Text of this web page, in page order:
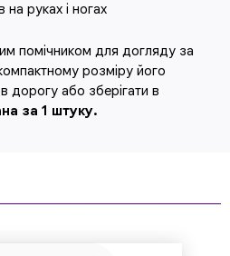
на руках і ногах
помічником для догляду за
розміру його
дорогу або зберігати в
за 1 штуку.